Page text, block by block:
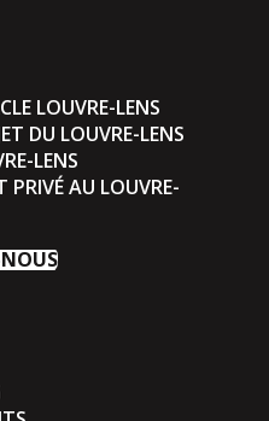
LOUVRE-LENS
DU LOUVRE-LENS
LENS
PRIVÉ AU LOUVRE-